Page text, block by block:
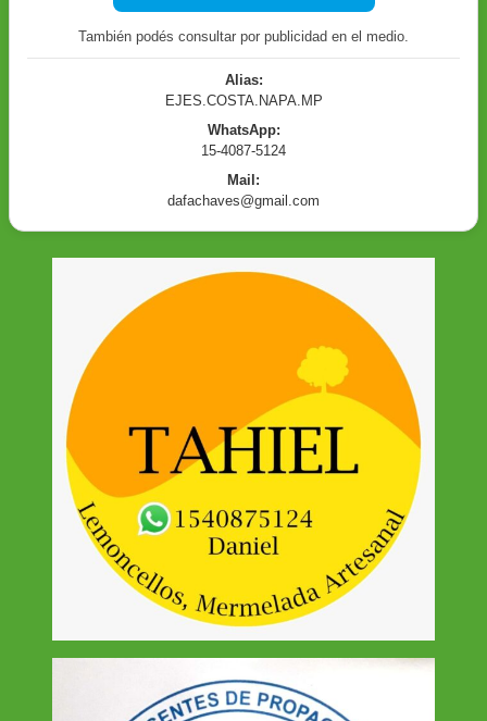
También podés consultar por publicidad en el medio.
Alias:
EJES.COSTA.NAPA.MP
WhatsApp:
15-4087-5124
Mail:
dafachaves@gmail.com